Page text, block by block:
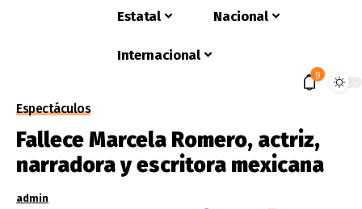
Estatal Nacional
Internacional
9
Espectáculos
Fallece Marcela Romero, actriz,
narradora y escritora mexicana
admin